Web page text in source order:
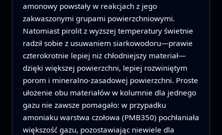
amonowy powstały w reakcjach z jego
zakwaszonymi grupami powierzchniowymi.
Natomiast pirolit z wyższej temperatury świetnie
radził sobie z usuwaniem siarkowodoru—prawie
czterokrotnie lepiej niż chłodniejszy materiał—
dzięki większej powierzchni, lepiej rozwiniętym
porom i mineralno‑zasadowej powierzchni. Proste
ułożenie obu materiałów w kolumnie dla jednego
gazu nie zawsze pomagało: w przypadku
amoniaku warstwa czołowa (PMB350) pochłaniała
większość gazu, pozostawiając niewiele dla